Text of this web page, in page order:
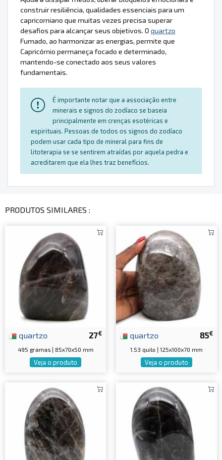
construir resiliência, qualidades essenciais para um
capricorniano que muitas vezes precisa superar
desafios para alcançar seus objetivos. O quartzo
Fumado, ao harmonizar as energias, permite que
Capricórnio permaneça focado e determinado,
mantendo-se conectado aos seus valores
fundamentais.
É importante notar que a associação entre
minerais e signos do zodíaco se baseia
principalmente em crenças esotéricas e
espirituais. Pessoas de todos os signos do zodíaco
podem usar cada tipo de mineral para fins de
litoterapia se se sentirem atraídas por aquela pedra e
acreditarem que ela lhes traz benefícios.
PRODUTOS SIMILARES :
27€
quartzo
495 gramas | 85x70x50 mm
Veja o produto
85€
quartzo
1.53 quilo | 125x100x70 mm
Veja o produto